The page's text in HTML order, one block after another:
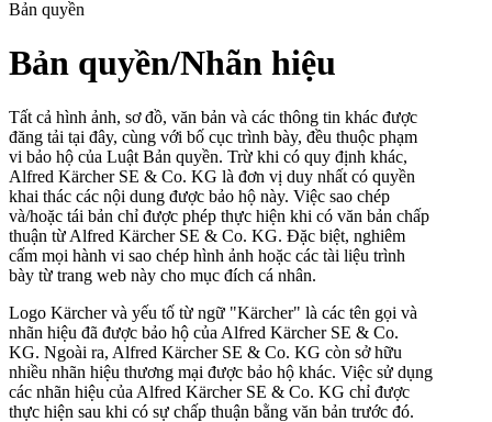
Bản quyền
Bản quyền/Nhãn hiệu
Tất cả hình ảnh, sơ đồ, văn bản và các thông tin khác được
đăng tải tại đây, cùng với bố cục trình bày, đều thuộc phạm
vi bảo hộ của Luật Bản quyền. Trừ khi có quy định khác,
Alfred Kärcher SE & Co. KG là đơn vị duy nhất có quyền
khai thác các nội dung được bảo hộ này. Việc sao chép
và/hoặc tái bản chỉ được phép thực hiện khi có văn bản chấp
thuận từ Alfred Kärcher SE & Co. KG. Đặc biệt, nghiêm
cấm mọi hành vi sao chép hình ảnh hoặc các tài liệu trình
bày từ trang web này cho mục đích cá nhân.
Logo Kärcher và yếu tố từ ngữ "Kärcher" là các tên gọi và
nhãn hiệu đã được bảo hộ của Alfred Kärcher SE & Co.
KG. Ngoài ra, Alfred Kärcher SE & Co. KG còn sở hữu
nhiều nhãn hiệu thương mại được bảo hộ khác. Việc sử dụng
các nhãn hiệu của Alfred Kärcher SE & Co. KG chỉ được
thực hiện sau khi có sự chấp thuận bằng văn bản trước đó.